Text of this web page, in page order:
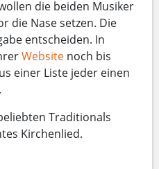
die beiden Musiker
die Nase setzen. Die
entscheiden. In
Website noch bis
einer Liste jeder einen
Traditionals
Kirchenlied.